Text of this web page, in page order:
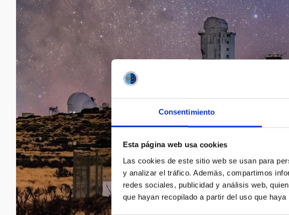
Consentimiento
Esta página web usa cookies
Las cookies de este sitio web se usan para
y analizar el tráfico. Además, compartimos
redes sociales, publicidad y análisis web,
que hayan recopilado a partir del uso que